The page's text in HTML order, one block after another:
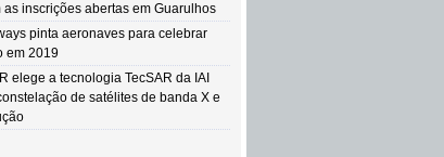
as inscrições abertas em Guarulhos
pinta aeronaves para celebrar
em 2019
elege a tecnologia TecSAR da IAI
de satélites de banda X e